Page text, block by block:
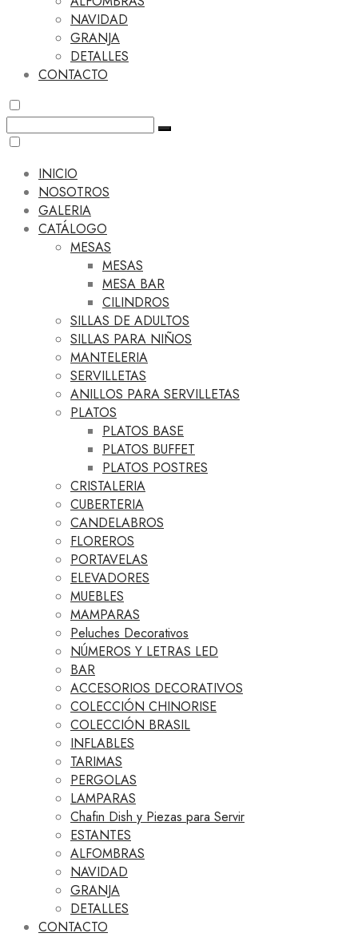
NAVIDAD
GRANJA
DETALLES
CONTACTO
INICIO
NOSOTROS
GALERIA
CATÁLOGO
MESAS
MESAS
MESA BAR
CILINDROS
SILLAS DE ADULTOS
SILLAS PARA NIÑOS
MANTELERIA
SERVILLETAS
ANILLOS PARA SERVILLETAS
PLATOS
PLATOS BASE
PLATOS BUFFET
PLATOS POSTRES
CRISTALERIA
CUBERTERIA
CANDELABROS
FLOREROS
PORTAVELAS
ELEVADORES
MUEBLES
MAMPARAS
Peluches Decorativos
NÚMEROS Y LETRAS LED
BAR
ACCESORIOS DECORATIVOS
COLECCIÓN CHINORISE
COLECCIÓN BRASIL
INFLABLES
TARIMAS
PERGOLAS
LAMPARAS
Chafin Dish y Piezas para Servir
ESTANTES
ALFOMBRAS
NAVIDAD
GRANJA
DETALLES
CONTACTO